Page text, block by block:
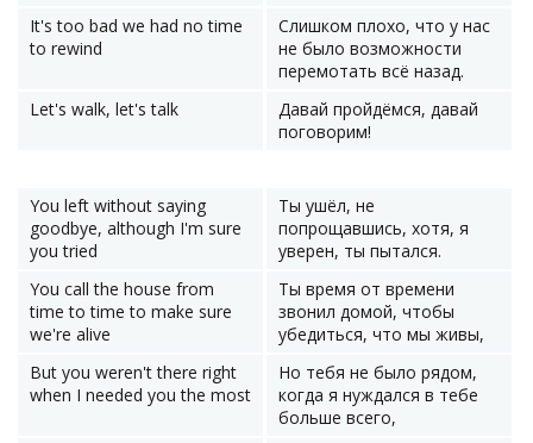
It's too bad we had no time
to rewind
Слишком плохо, что у нас
не было возможности
перемотать всё назад.
Let's walk, let's talk
Давай пройдёмся, давай
поговорим!
You left without saying
goodbye, although I'm sure
you tried
Ты ушёл, не
попрощавшись, хотя, я
уверен, ты пытался.
You call the house from
time to time to make sure
we're alive
Ты время от времени
звонил домой, чтобы
убедиться, что мы живы,
But you weren't there right
when I needed you the most
Но тебя не было рядом,
когда я нуждался в тебе
больше всего,